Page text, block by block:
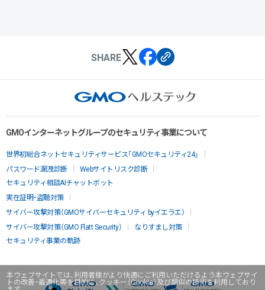
本ウェブサイトでは、利用者様がより快適にご利用いただけるよう本ウェブサイ
トの改善・最適化等を目的に、クッキー（Cookie）及び類似の技術を利用しており
SHARE
GMOインターネットグループのセキュリティ事業について
世界初総合ネットセキュリティサービス「GMOセキュリティ24」
パスワード漏洩診断
Webサイトリスク診断
セキュリティ相談AIチャットボット
実在証明・盗聴対策
サイバー攻撃対策（GMOサイバーセキュリティ byイエラエ）
サイバー攻撃対策（GMO Flatt Security）
なりすまし対策
セキュリティ事業の軌跡